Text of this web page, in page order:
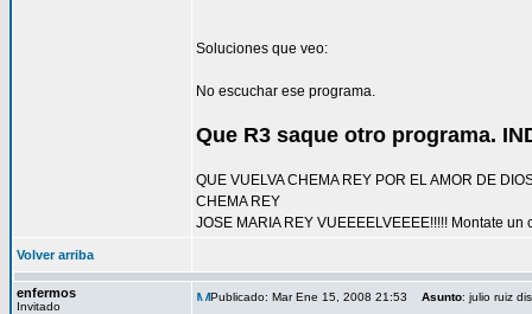
Soluciones que veo:
No escuchar ese programa.
Que R3 saque otro programa.
QUE VUELVA CHEMA REY POR EL AMOR DE
CHEMA REY
JOSE MARIA REY VUEEEELVEEEE!!!!! Montate
Volver arriba
enfermos
Invitado
Publicado: Mar Ene 15, 2008 21:53 Asunto: julio ruiz